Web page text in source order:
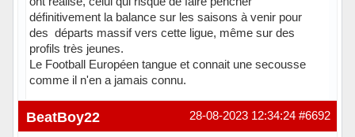
définitivement la balance sur les saisons à venir pour
des départs massif vers cette ligue, même sur des
profils très jeunes.
Le Football Européen tangue et connait une secousse
comme il n'en a jamais connu.
#6692
28-08-2023 12:34:24
BeatBoy22